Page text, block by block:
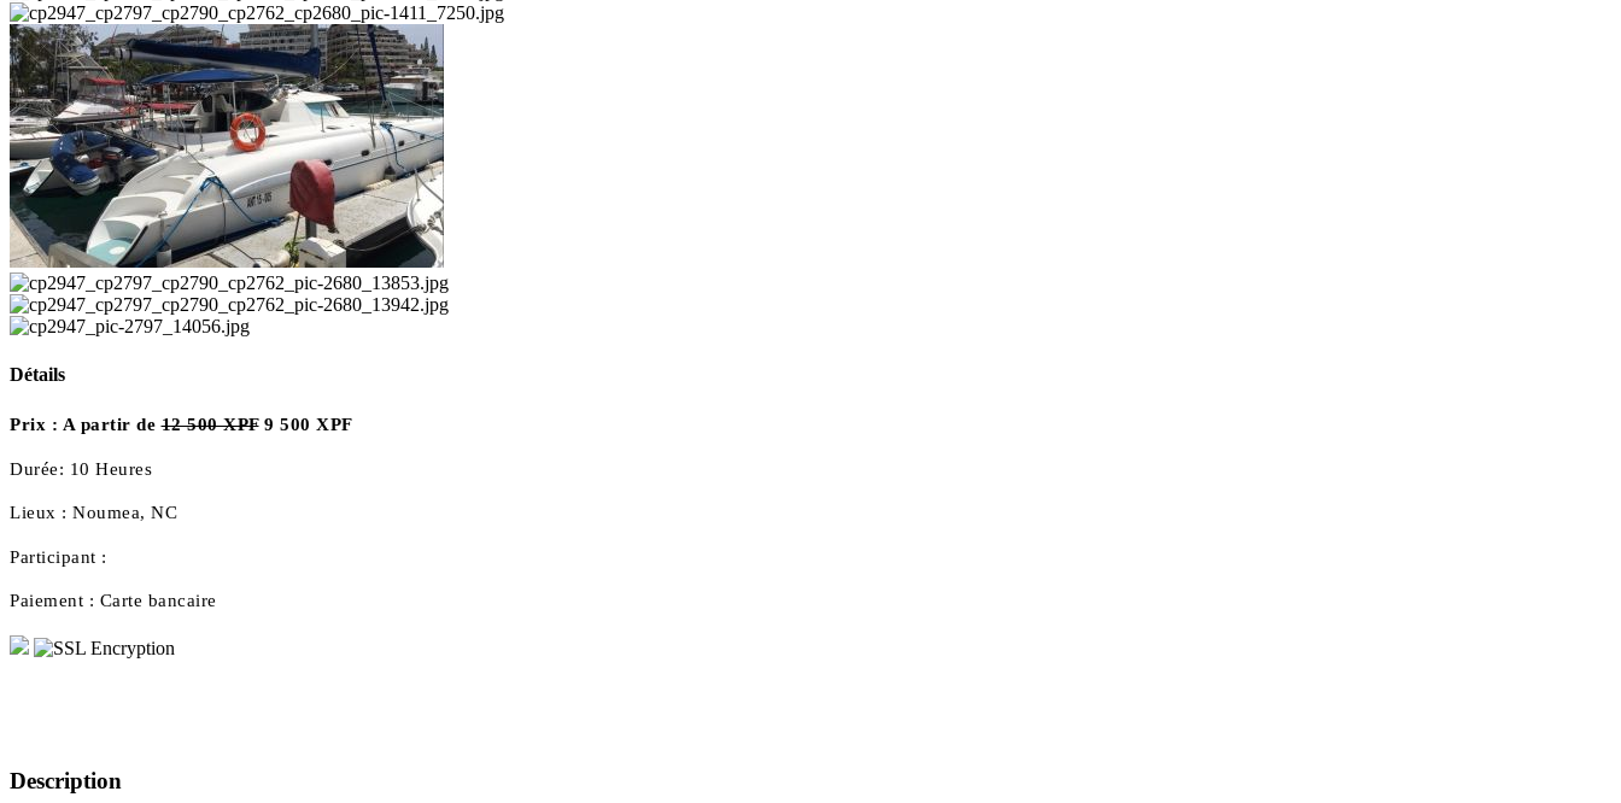
Détails
Prix : A partir de12 500 XPF9 500 XPF
Durée: 10 Heures
Lieux : Noumea, NC
Participant :
Paiement : Carte bancaire
Description